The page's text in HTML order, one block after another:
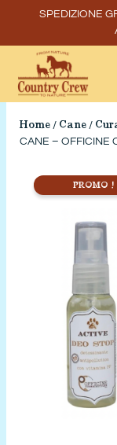
SPEDIZIONE
Home/ Cane/
CANE – OFFICINE
PROMO !